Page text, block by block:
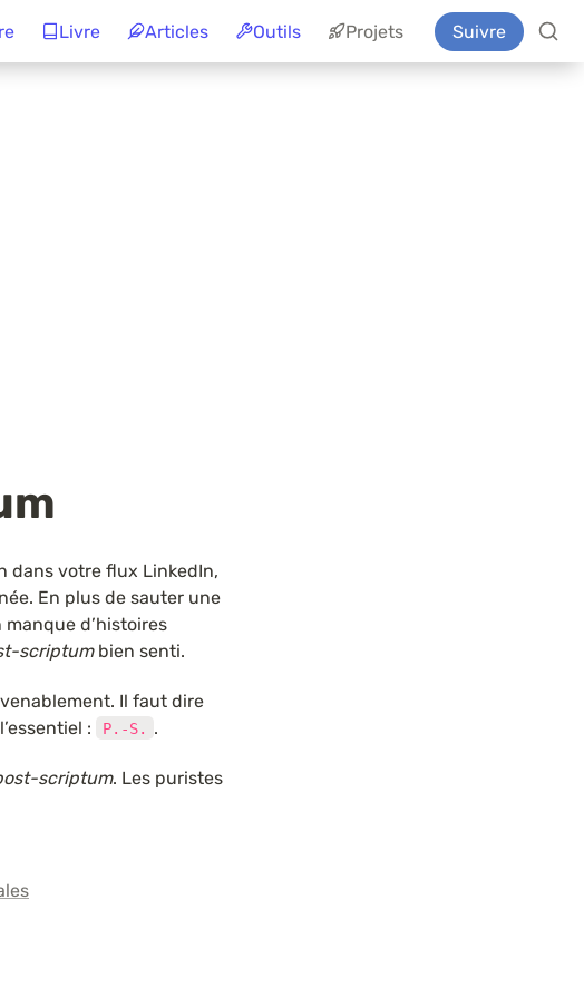
Livre Articles Outils Projets Suivre
dans votre flux LinkedIn,
En plus de sauter une
d’histoires
scriptum bien senti.
Il faut dire
: P.-S. .
scriptum. Les puristes